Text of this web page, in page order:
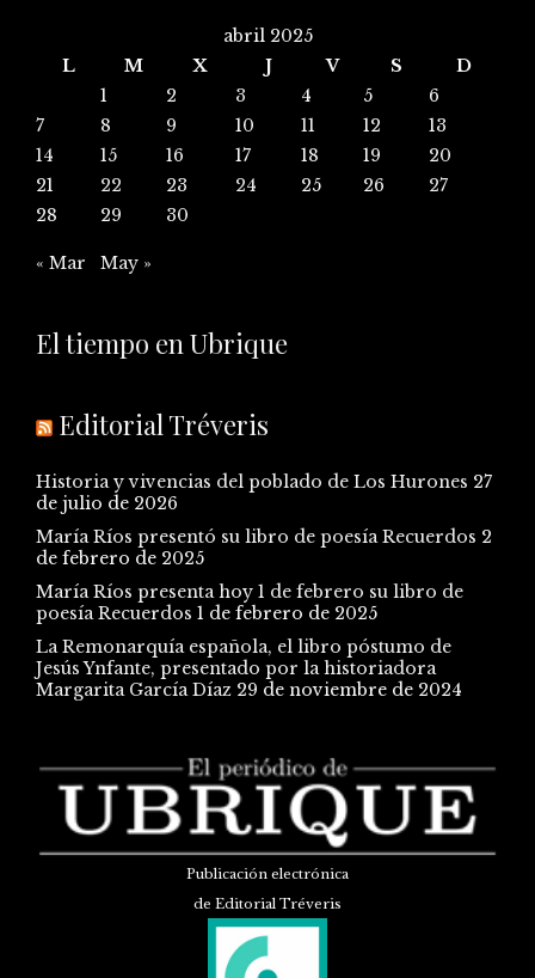
abril 2025
L
M X J V S
D
1
2 3 4 5
6
7
8 9 10 11 12
13
14
15 16 17 18 19
20
21
22 23 24 25 26
27
28
29 30
« Mar May »
El tiempo en Ubrique
Editorial Tréveris
Historia y vivencias del poblado de Los Hurones 27
de julio de 2026
María Ríos presentó su libro de poesía Recuerdos 2
de febrero de 2025
María Ríos presenta hoy 1 de febrero su libro de
poesía Recuerdos 1 de febrero de 2025
La Remonarquía española, el libro póstumo de
Jesús Ynfante, presentado por la historiadora
Margarita García Díaz 29 de noviembre de 2024
Publicación electrónica
de Editorial Tréveris